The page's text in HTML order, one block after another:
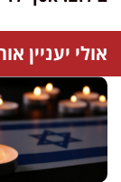
אולי יעניין